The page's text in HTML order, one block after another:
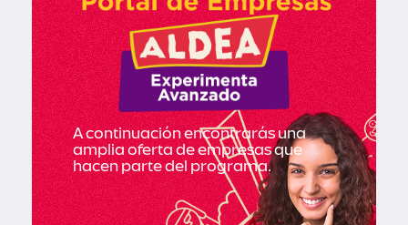
A continuación encontrarás una
amplia oferta de empresas que
hacen parte del programa.